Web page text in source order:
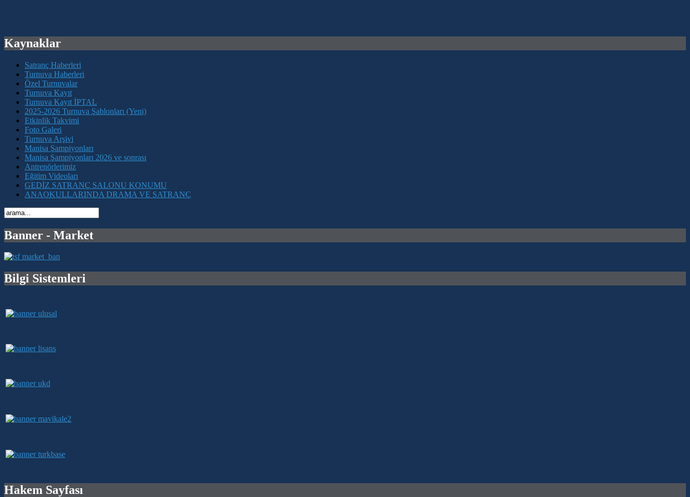
Kaynaklar
Satranç Haberleri
Turnuva Haberleri
Özel Turnuvalar
Turnuva Kayıt
Turnuva Kayıt İPTAL
2025-2026 Turnuva Şablonları (Yeni)
Etkinlik Takvimi
Foto Galeri
Turnuva Arşivi
Manisa Şampiyonları
Manisa Şampiyonları 2026 ve sonrası
Antrenörlerimiz
Eğitim Videoları
GEDİZ SATRANÇ SALONU KONUMU
ANAOKULLARINDA DRAMA VE SATRANÇ
Banner - Market
Bilgi Sistemleri
Hakem Sayfası